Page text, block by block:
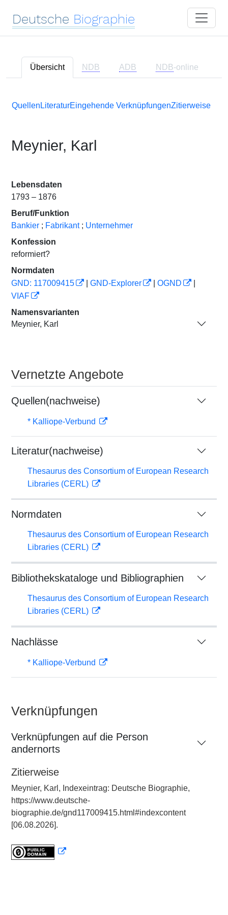
Deutsche Biographie
Übersicht NDB ADB NDB-online
Quellen LiteraturEingehende VerknüpfungenZitierweise
Meynier, Karl
Lebensdaten
1793 – 1876
Beruf/Funktion
Bankier ; Fabrikant ; Unternehmer
Konfession
reformiert?
Normdaten
GND: 117009415
GND-Explorer OGND
VIAF
Namensvarianten
Meynier, Karl
Vernetzte Angebote
Quellen(nachweise)
* Kalliope-Verbund
Literatur(nachweise)
Thesaurus des Consortium of European Research
Libraries (CERL)
Normdaten
Thesaurus des Consortium of European Research
Libraries (CERL)
Bibliothekskataloge und Bibliographien
Thesaurus des Consortium of European Research
Libraries (CERL)
Nachlässe
* Kalliope-Verbund
Verknüpfungen
Verknüpfungen auf die Person
andernorts
Zitierweise
Meynier, Karl, Indexeintrag: Deutsche Biographie,
https://www.deutsche-
biographie.de/gnd117009415.html#indexcontent
[06.08.2026].